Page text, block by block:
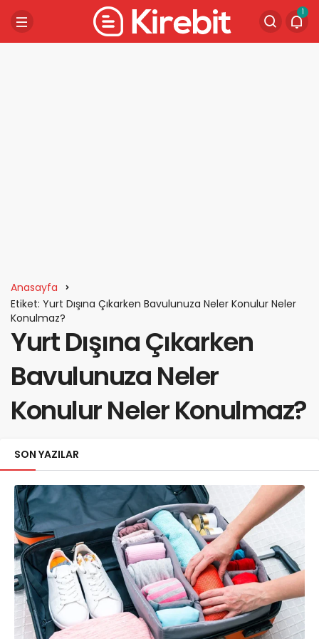
1
Anasayfa
Etiket: Yurt Dışına Çıkarken Bavulunuza Neler Konulur Neler
Konulmaz?
Yurt Dışına Çıkarken
Bavulunuza Neler
Konulur Neler Konulmaz?
SON YAZILAR